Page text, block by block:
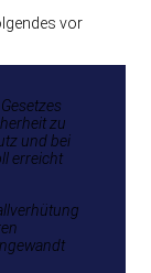
vor
zu
und bei
erreicht